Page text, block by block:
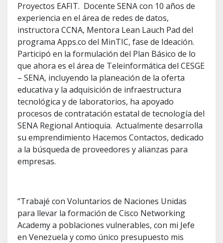
Proyectos EAFIT. Docente SENA con 10 años de
experiencia en el área de redes de datos,
instructora CCNA, Mentora Lean Lauch Pad del
programa Apps.co del MinTIC, fase de Ideación.
Participó en la formulación del Plan Básico de lo
que ahora es el área de Teleinformática del CESGE
– SENA, incluyendo la planeación de la oferta
educativa y la adquisición de infraestructura
tecnológica y de laboratorios, ha apoyado
procesos de contratación estatal de tecnología del
SENA Regional Antioquia. Actualmente desarrolla
su emprendimiento Hacemos Contactos, dedicado
a la búsqueda de proveedores y alianzas para
empresas.
“Trabajé con Voluntarios de Naciones Unidas
para llevar la formación de Cisco Networking
Academy a poblaciones vulnerables, con mi Jefe
en Venezuela y como único presupuesto mis